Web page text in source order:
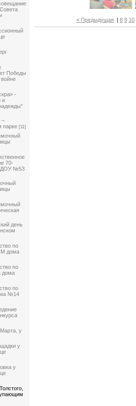
Победы
-
и
–
парке [11]
70-
№53
день
по
дома
по
дома
по
№14
у
у
у
« Предыдущая | 8 9 10